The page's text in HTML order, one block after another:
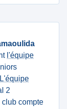
l'équipe
L'équipe
2
compte